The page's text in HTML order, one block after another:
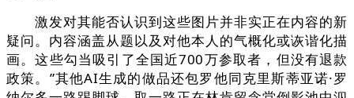
激发对其能否认识到这些图片并非实正在内容的新
疑问。内容涵盖从题以及对他本人的气概化或诙谐化描
画。这些勾当吸引了全国近700万参取者，但没有退款
政策。”其他AI生成的做品还包罗他同克里斯蒂亚诺·罗